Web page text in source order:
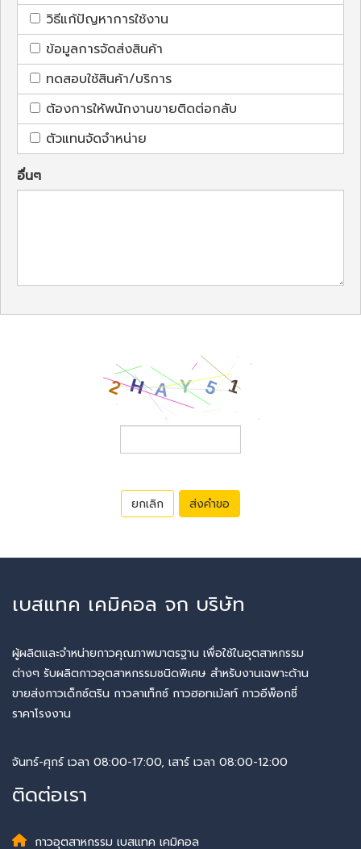
วิธีแก้ปัญหาการใช้งาน
ข้อมูลการจัดส่งสินค้า
ทดสอบใช้สินค้า/บริการ
ต้องการให้พนักงานขายติดต่อกลับ
ตัวแทนจัดจำหน่าย
อื่นๆ
ยกเลิก ส่งคำขอ
เบสแทค เคมิคอล จก บริษัท
ผู้ผลิตและจำหน่ายกาวคุณภาพมาตรฐาน เพื่อใช้ในอุตสาหกรรม
ต่างๆ รับผลิตกาวอุตสาหกรรมชนิดพิเศษ สำหรับงานเฉพาะด้าน
ขายส่งกาวเด็กซ์ตริน กาวลาเท็กซ์ กาวฮอทเม้ลท์ กาวอีพ็อกซี่
ราคาโรงงาน
จันทร์-ศุกร์ เวลา 08:00-17:00, เสาร์ เวลา 08:00-12:00
ติดต่อเรา
กาวอุตสาหกรรม เบสแทค เคมิคอล